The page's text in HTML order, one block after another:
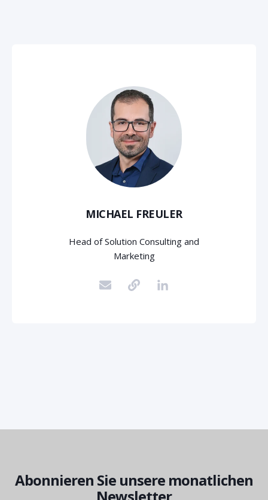
MICHAEL FREULER
Head of Solution Consulting and
Marketing
Abonnieren Sie unsere monatlichen